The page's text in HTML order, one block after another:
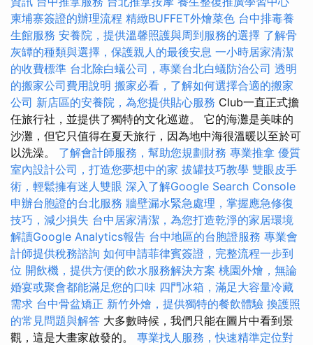
柬埔寨簽證的辦理流程 精緻BUFFET外燴菜色 台中排毒養
生館服務 安養院，提供溫馨照護與周到服務的選擇 了解骨
灰罈的種類與選擇，保護親人的最後安息 一小時居家清潔
的收費標準 台北除白蟻公司，專業台北白蟻防治公司 透明
的搬家公司費用說明 搬家必看，了解如何選擇合適的搬家
公司 新店區的安養院，為您提供貼心服務 Club一直正式擔
任旅行社，並提供了獨特的文化巡遊。 它的海灘是美味的
沙灘，但它只值得在夏天旅行，因為地中海很溫暖以至於可
以洗澡。 了解會計師服務，幫助您規劃財務 專業推拿 優質
室內設計公司，打造您夢想中的家 拔罐技巧教學 雙眼皮手
術，輕鬆擁有迷人雙眼 深入了解Google Search Console
申辦台胞證的台北服務 牆壁漏水緊急處理，掌握應急修復
技巧，減少損失 台中居家清潔，為您打造乾淨的家居環境
解讀Google Analytics報告 台中地區的台胞證服務 專業會
計師提供稅務諮詢 如何申請菲律賓簽證，完整流程一步到
位 開飲機，提供方便的飲水服務解決方案 桃園外燴，無論
婚宴或聚會都能滿足您的口味 四門冰箱，滿足大容量冷藏
需求 台中骨盆矯正 新竹外燴，提供獨特的餐飲體驗 換護照
的常見問題與解答 大多數時候，我們只能在圖片中看到景
觀，這是大畫家啟發的。 專業找人服務，快速精準定位對